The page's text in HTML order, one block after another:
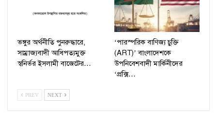
ভঙ্গুর অর্থনীতি পুনরুদ্ধারে,
সাম্রাজ্যবাদী আধিপত্যমুক্ত
স্বনির্ভর ইসলামী বাজেটের…
‘পারস্পরিক বাণিজ্য চুক্তি
(ART)’ বাংলাদেশকে
উপনিবেশবাদী মার্কিনীদের
‘প্রক্সি…
PREV NEXT